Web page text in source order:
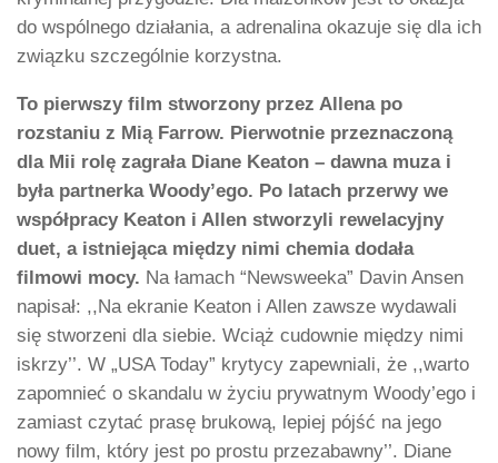
do wspólnego działania, a adrenalina okazuje się dla ich
związku szczególnie korzystna.
To pierwszy film stworzony przez Allena po
rozstaniu z Mią Farrow. Pierwotnie przeznaczoną
dla Mii rolę zagrała Diane Keaton – dawna muza i
była partnerka Woody’ego. Po latach przerwy we
współpracy Keaton i Allen stworzyli rewelacyjny
duet, a istniejąca między nimi chemia dodała
filmowi mocy. Na łamach “Newsweeka” Davin Ansen
napisał: ,,Na ekranie Keaton i Allen zawsze wydawali
się stworzeni dla siebie. Wciąż cudownie między nimi
iskrzy’’. W „USA Today” krytycy zapewniali, że ,,warto
zapomnieć o skandalu w życiu prywatnym Woody’ego i
zamiast czytać prasę brukową, lepiej pójść na jego
nowy film, który jest po prostu przezabawny’’. Diane